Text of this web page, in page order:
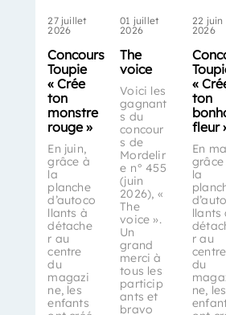
27 juillet
2026
Concours
Toupie
« Crée
ton
monstre
rouge »
En juin,
grâce à
la
planche
d’autoco
llants à
détache
r au
centre
du
magazi
ne, les
enfants
01 juillet
2026
The
voice
Voici les
gagnant
s du
concour
s de
Mordelir
e n° 455
(juin
2026), «
The
voice ».
Un
grand
merci à
tous les
particip
ants et
bravo
22 juin
2026
«
ton
fleur
En
grâce
la
llants
r au
centre
du
ne, les